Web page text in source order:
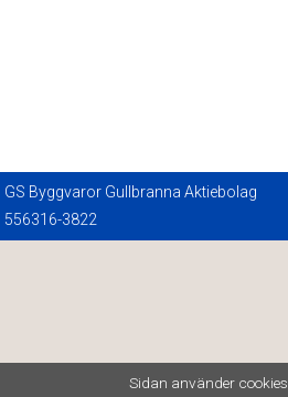
GS Byggvaror Gullbranna Aktiebolag
556316-3822
Sidan använder cookies